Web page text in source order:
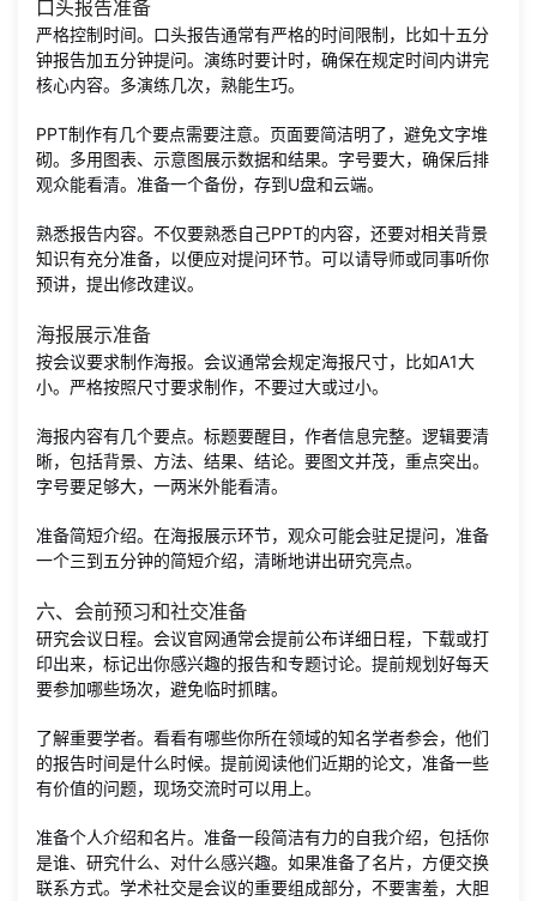
口头报告准备
严格控制时间。口头报告通常有严格的时间限制，比如十五分
钟报告加五分钟提问。演练时要计时，确保在规定时间内讲完
核心内容。多演练几次，熟能生巧。
PPT制作有几个要点需要注意。页面要简洁明了，避免文字堆
砌。多用图表、示意图展示数据和结果。字号要大，确保后排
观众能看清。准备一个备份，存到U盘和云端。
熟悉报告内容。不仅要熟悉自己PPT的内容，还要对相关背景
知识有充分准备，以便应对提问环节。可以请导师或同事听你
预讲，提出修改建议。
海报展示准备
按会议要求制作海报。会议通常会规定海报尺寸，比如A1大
小。严格按照尺寸要求制作，不要过大或过小。
海报内容有几个要点。标题要醒目，作者信息完整。逻辑要清
晰，包括背景、方法、结果、结论。要图文并茂，重点突出。
字号要足够大，一两米外能看清。
准备简短介绍。在海报展示环节，观众可能会驻足提问，准备
一个三到五分钟的简短介绍，清晰地讲出研究亮点。
六、会前预习和社交准备
研究会议日程。会议官网通常会提前公布详细日程，下载或打
印出来，标记出你感兴趣的报告和专题讨论。提前规划好每天
要参加哪些场次，避免临时抓瞎。
了解重要学者。看看有哪些你所在领域的知名学者参会，他们
的报告时间是什么时候。提前阅读他们近期的论文，准备一些
有价值的问题，现场交流时可以用上。
准备个人介绍和名片。准备一段简洁有力的自我介绍，包括你
是谁、研究什么、对什么感兴趣。如果准备了名片，方便交换
联系方式。学术社交是会议的重要组成部分，不要害羞，大胆